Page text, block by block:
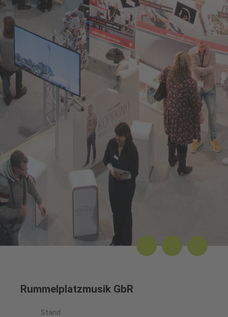
Rummelplatzmusik GbR
Stand